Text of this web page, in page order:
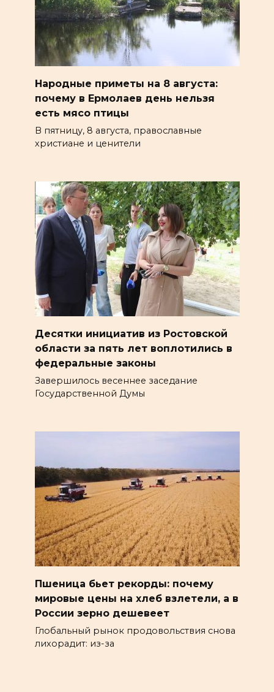
Народные приметы на 8 августа:
почему в Ермолаев день нельзя
есть мясо птицы
В пятницу, 8 августа, православные
христиане и ценители
Десятки инициатив из Ростовской
области за пять лет воплотились в
федеральные законы
Завершилось весеннее заседание
Государственной Думы
Пшеница бьет рекорды: почему
мировые цены на хлеб взлетели, а в
России зерно дешевеет
Глобальный рынок продовольствия снова
лихорадит: из-за